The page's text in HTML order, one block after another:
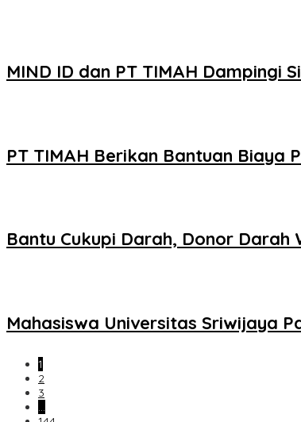
MIND ID dan PT TIMAH Dampingi
PT TIMAH Berikan Bantuan Biaya
Bantu Cukupi Darah, Donor Darah
Mahasiswa Universitas Sriwijaya
1
2
3
…